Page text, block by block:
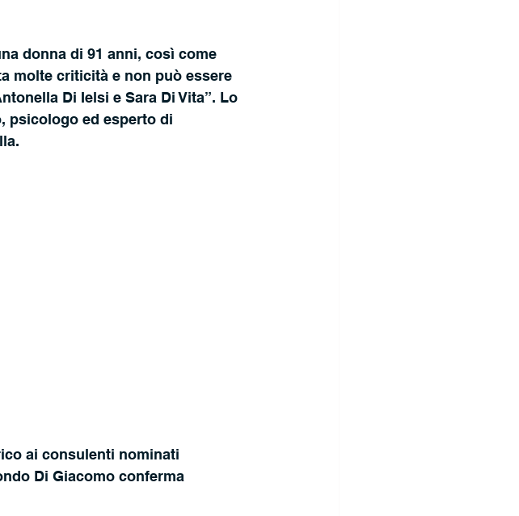
donna di 91 anni, così come
molte criticità e non può essere
Di Ielsi e Sara Di Vita”. Lo
psicologo ed esperto di
ai consulenti nominati
Di Giacomo conferma